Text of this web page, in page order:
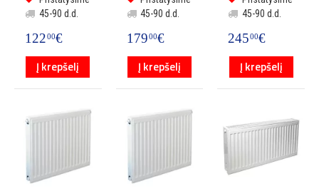
45-90 d.d.
12200€
Į krepšelį
45-90 d.d.
17900€
Į krepšelį
45-90 d.d.
24500€
Į krepšelį